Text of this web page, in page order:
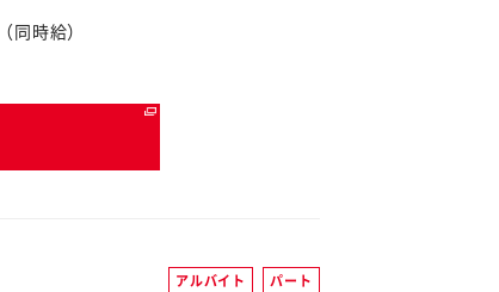
時給）
アルバイト パート